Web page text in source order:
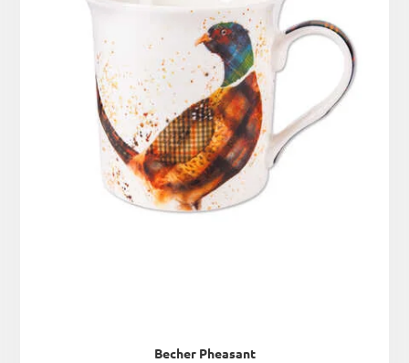
Becher Pheasant